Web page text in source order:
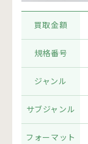
買取金額
規格番号
ジャンル
サブジャンル
フォーマット